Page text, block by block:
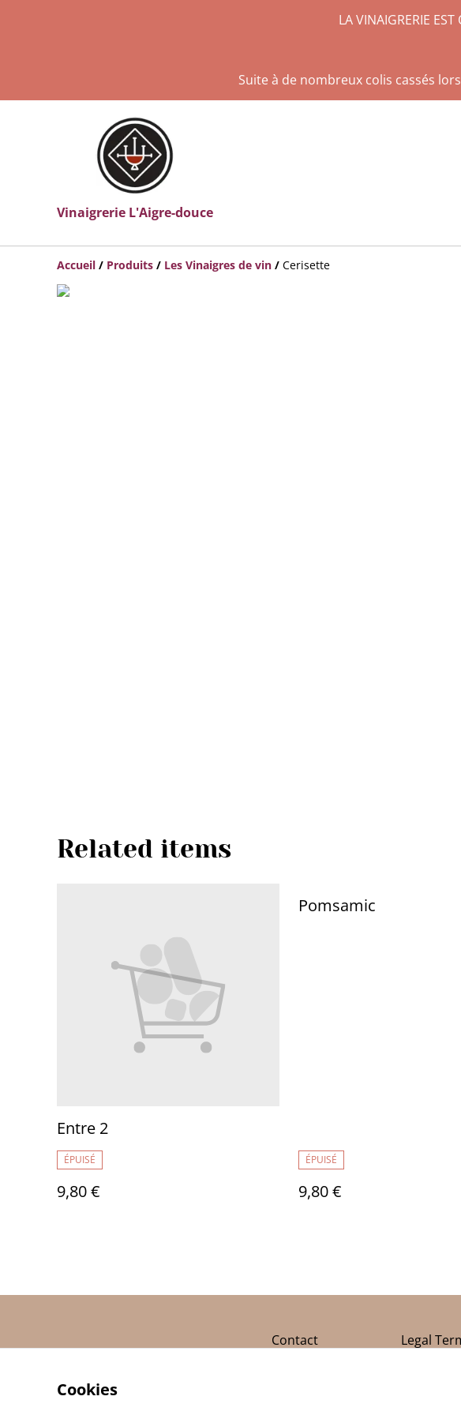
LA VINAIGRERIE
Suite à de nombreux colis cassés
Vinaigrerie L'Aigre-douce
Accueil / Produits / Les Vinaigres de vin / Cerisette
Related items
Entre 2
ÉPUISÉ
9,80 €
Pomsamic
ÉPUISÉ
9,80 €
Contact Legal
Cookies